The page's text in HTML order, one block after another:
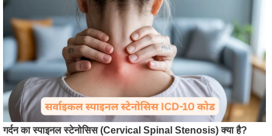
गर्दन का स्पाइनल स्टेनोसिस (Cervical Spinal Stenosis) क्या है?